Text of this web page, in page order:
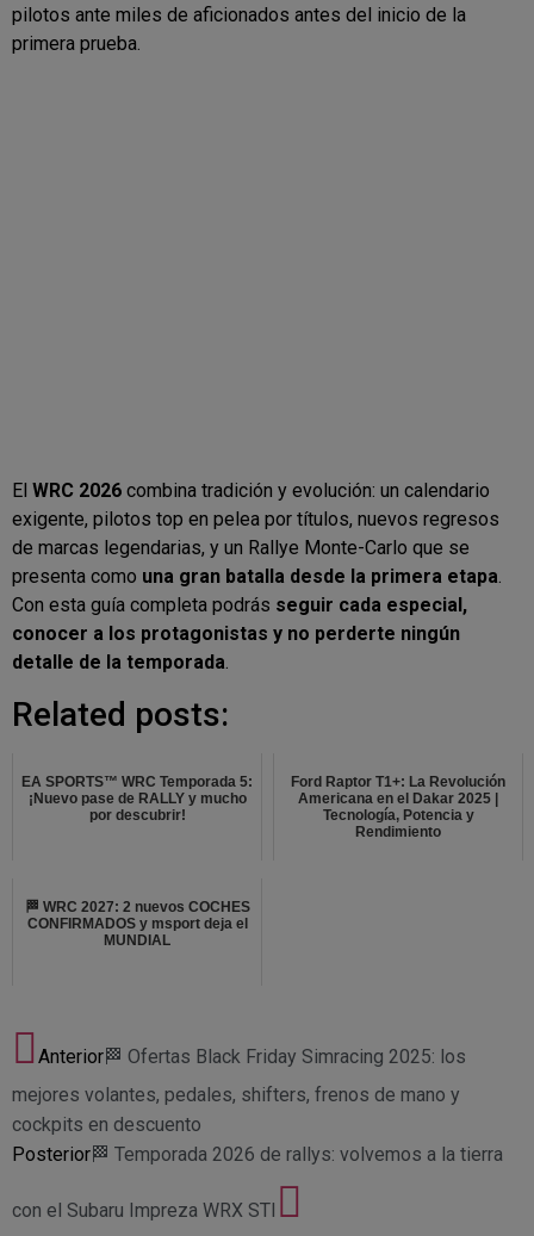
pilotos ante miles de aficionados antes del inicio de la
primera prueba.
El WRC 2026 combina tradición y evolución: un calendario
exigente, pilotos top en pelea por títulos, nuevos regresos
de marcas legendarias, y un Rallye Monte-Carlo que se
presenta como una gran batalla desde la primera etapa.
Con esta guía completa podrás seguir cada especial,
conocer a los protagonistas y no perderte ningún
detalle de la temporada.
Related posts:
EA SPORTS™ WRC Temporada 5:
¡Nuevo pase de RALLY y mucho
por descubrir!
Ford Raptor T1+: La Revolución
Americana en el Dakar 2025 |
Tecnología, Potencia y
Rendimiento
🏁 WRC 2027: 2 nuevos COCHES
CONFIRMADOS y msport deja el
MUNDIAL
Anterior🏁 Ofertas Black Friday Simracing 2025: los
mejores volantes, pedales, shifters, frenos de mano y
cockpits en descuento
Posterior🏁 Temporada 2026 de rallys: volvemos a la tierra
con el Subaru Impreza WRX STI